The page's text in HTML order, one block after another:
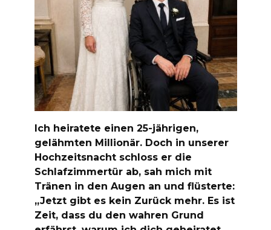
Ich heiratete einen 25-jährigen,
gelähmten Millionär. Doch in unserer
Hochzeitsnacht schloss er die
Schlafzimmertür ab, sah mich mit
Tränen in den Augen an und flüsterte:
„Jetzt gibt es kein Zurück mehr. Es ist
Zeit, dass du den wahren Grund